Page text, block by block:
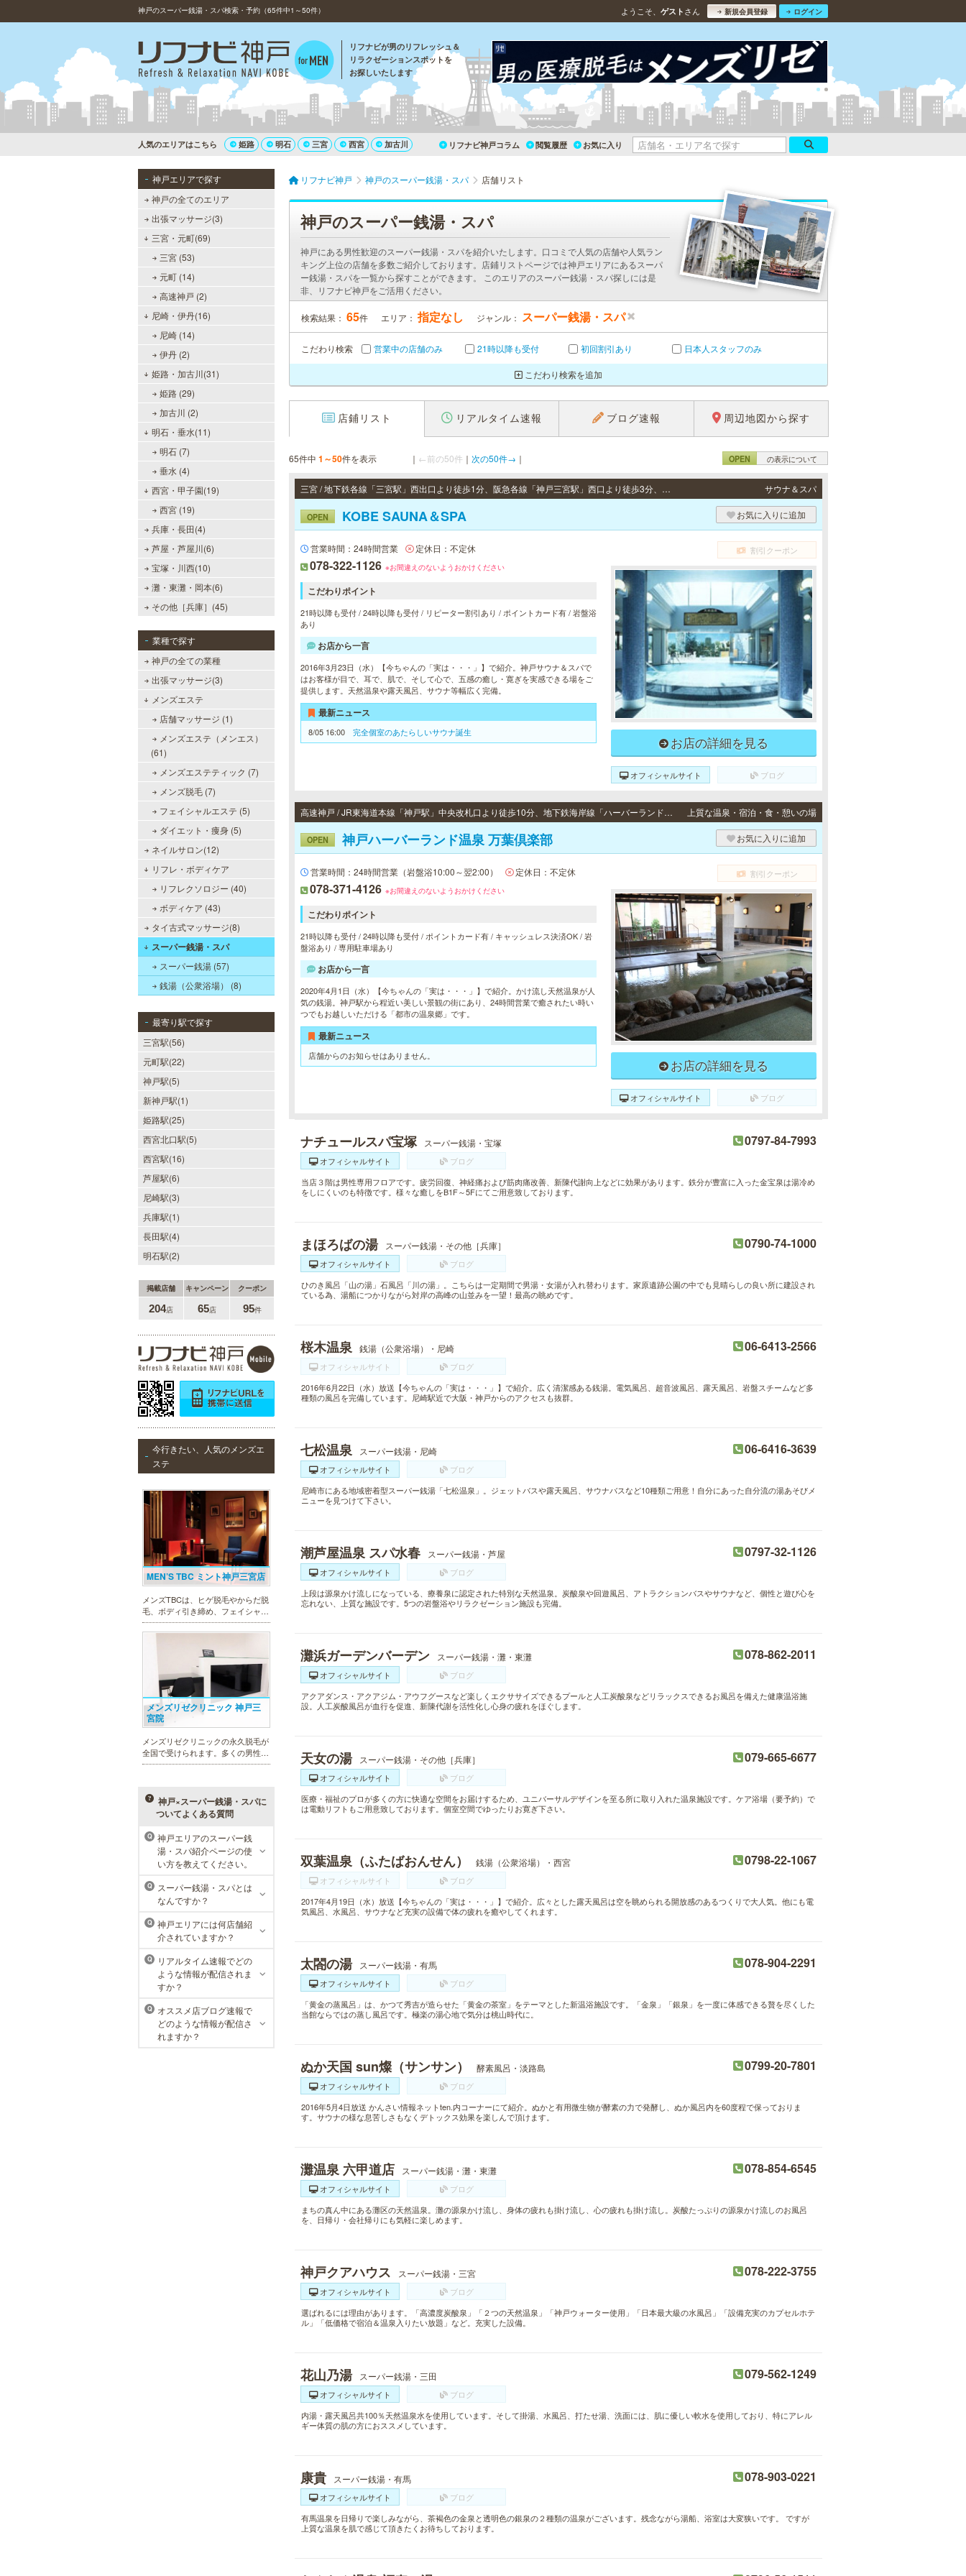
神戸のスーパー銭湯・スパ検索・予約（65件中1～50件） ようこそ、 ゲスト さん 新規会員登録 ログイン
リフナビが男のリフレッシュ＆
リラクゼーションスポットを
お探しいたします
人気のエリアはこちら 姫路 明石 三宮 西宮 加古川 リフナビ神戸コラム 閲覧履歴 お気に入り
神戸エリアで探す
神戸の全てのエリア
出張マッサージ(3)
三宮・元町(69)
三宮 (53)
元町 (14)
高速神戸 (2)
尼崎・伊丹(16)
尼崎 (14)
伊丹 (2)
姫路・加古川(31)
姫路 (29)
加古川 (2)
明石・垂水(11)
明石 (7)
垂水 (4)
西宮・甲子園(19)
西宮 (19)
兵庫・長田(4)
芦屋・芦屋川(6)
宝塚・川西(10)
灘・東灘・岡本(6)
その他［兵庫］(45)
業種で探す
神戸の全ての業種
出張マッサージ(3)
メンズエステ
店舗マッサージ (1)
メンズエステ（メンエス）
(61)
メンズエステティック (7)
メンズ脱毛 (7)
フェイシャルエステ (5)
ダイエット・痩身 (5)
ネイルサロン(12)
リフレ・ボディケア
リフレクソロジー (40)
ボディケア (43)
タイ古式マッサージ(8)
スーパー銭湯・スパ
スーパー銭湯 (57)
銭湯（公衆浴場） (8)
最寄り駅で探す
三宮駅(56)
元町駅(22)
神戸駅(5)
新神戸駅(1)
姫路駅(25)
西宮北口駅(5)
西宮駅(16)
芦屋駅(6)
尼崎駅(3)
兵庫駅(1)
長田駅(4)
明石駅(2)
掲載店舗 キャンペーン クーポン
204店 65店 95件
今行きたい、人気のメンズエ
ステ
MEN’S TBC ミント神戸三宮店
メンズTBCは、ヒゲ脱毛やからだ脱
毛、ボディ引き締め、フェイシャル
等、清潔感を保ちたい方や、お手入
れを楽に済ませたい方を全力でサポ
用意し、お待ちしております。
メンズリゼクリニック 神戸三
宮院
メンズリゼクリニックの永久脱毛が
全国で受けられます。多くの男性患
者様にご支持頂き、新宿1院から始
るクリニックになりました。
ラ・パルレ 神戸本店
ラ・パルレでは、脱毛、フェイシャ
ルや引き締め、アロマトリートメン
ト、本格的なダイエットコース等、
幅広いメニューでお客様の美を応
援。初めてで不安という方には、初
回限定体験コースも多数取り揃えて
神戸×スーパー銭湯・スパに
ついてよくある質問
Q
神戸エリアのスーパー銭
湯・スパ紹介ページの使
い方を教えてください。
Q
スーパー銭湯・スパとは
なんですか？
Q
神戸エリアには何店舗紹
介されていますか？
Q
リアルタイム速報でどの
ような情報が配信されま
すか？
Q
オススメ店ブログ速報で
どのような情報が配信さ
れますか？
リフナビ神戸 神戸のスーパー銭湯・スパ 店舗リスト
神戸のスーパー銭湯・スパ
神戸にある男性歓迎のスーパー銭湯・スパを紹介いたします。口コミで人気の店舗や人気ラン
キング上位の店舗を多数ご紹介しております。店鋪リストページでは神戸エリアにあるスーパ
ー銭湯・スパを一覧から探すことができます。 このエリアのスーパー銭湯・スパ探しには是
非、リフナビ神戸をご活用ください。
検索結果： 65件 エリア： 指定なし ジャンル： スーパー銭湯・スパ
こだわり検索 営業中の店舗のみ 21時以降も受付 初回割引あり 日本人スタッフのみ
こだわり検索を追加
店鋪リスト リアルタイム速報 ブログ速報 周辺地図から探す
65件中 1～50件を表示 ｜ ←前の50件 ｜ 次の50件→ ｜ OPEN の表示について
三宮 / 地下鉄各線「三宮駅」西出口より徒歩1分、阪急各線「神戸三宮駅」西口より徒歩3分、JR東海道本線「三ノ宮駅」西口出口より徒歩5分 サウナ＆スパ
OPEN KOBE SAUNA＆SPA お気に入りに追加
営業時間：24時間営業 定休日：不定休
078-322-1126 ※お間違えのないようおかけください
こだわりポイント
21時以降も受付 / 24時以降も受付 / リピーター割引あり / ポイントカード有 / 岩盤浴
あり
お店から一言
2016年3月23日（水）【今ちゃんの「実は・・・」】で紹介。神戸サウナ＆スパで
はお客様が目で、耳で、肌で、そして心で、五感の癒し・寛ぎを実感できる場をご
提供します。天然温泉や露天風呂、サウナ等幅広く完備。
最新ニュース
8/05 16:00 完全個室のあたらしいサウナ誕生
割引クーポン
お店の詳細を見る
オフィシャルサイト ブログ
高速神戸 / JR東海道本線「神戸駅」中央改札口より徒歩10分、地下鉄海岸線「ハーバーランド駅」より徒歩8分、JR東海道本線「三ノ宮駅」西口改札南側より無料シャトルバス 上質な温泉・宿泊・食・憩いの場
OPEN 神戸ハーバーランド温泉 万葉倶楽部 お気に入りに追加
営業時間：24時間営業（岩盤浴10:00～翌2:00） 定休日：不定休
078-371-4126 ※お間違えのないようおかけください
こだわりポイント
21時以降も受付 / 24時以降も受付 / ポイントカード有 / キャッシュレス決済OK / 岩
盤浴あり / 専用駐車場あり
お店から一言
2020年4月1日（水）【今ちゃんの「実は・・・」】で紹介。かけ流し天然温泉が人
気の銭湯。神戸駅から程近い美しい景観の街にあり、24時間営業で癒されたい時い
つでもお越しいただける「都市の温泉郷」です。
最新ニュース
店舗からのお知らせはありません。
割引クーポン
お店の詳細を見る
オフィシャルサイト ブログ
ナチュールスパ宝塚 スーパー銭湯・宝塚 0797-84-7993
オフィシャルサイト
ブログ
当店３階は男性専用フロアです。疲労回復、神経痛および筋肉痛改善、新陳代謝向上などに効果があります。鉄分が豊富に入った金宝泉は湯冷め
をしにくいのも特徴です。様々な癒しをB1F～5Fにてご用意致しております。
まほろばの湯 スーパー銭湯・その他［兵庫］ 0790-74-1000
オフィシャルサイト
ブログ
ひのき風呂「山の湯」石風呂「川の湯」。こちらは一定期間で男湯・女湯が入れ替わります。家原遺跡公園の中でも見晴らしの良い所に建設され
ている為、湯船につかりながら対岸の高峰の山並みを一望！最高の眺めです。
桜木温泉 銭湯（公衆浴場）・尼崎 06-6413-2566
オフィシャルサイト
ブログ
2016年6月22日（水）放送【今ちゃんの「実は・・・」】で紹介。広く清潔感ある銭湯。電気風呂、超音波風呂、露天風呂、岩盤スチームなど多
種類の風呂を完備しています。尼崎駅近で大阪・神戸からのアクセスも抜群。
七松温泉 スーパー銭湯・尼崎 06-6416-3639
オフィシャルサイト
ブログ
尼崎市にある地域密着型スーパー銭湯「七松温泉」。ジェットバスや露天風呂、サウナバスなど10種類ご用意！自分にあった自分流の湯あそびメ
ニューを見つけて下さい。
潮芦屋温泉 スパ水春 スーパー銭湯・芦屋 0797-32-1126
オフィシャルサイト
ブログ
上段は源泉かけ流しになっている、療養泉に認定された特別な天然温泉。炭酸泉や回遊風呂、アトラクションバスやサウナなど、個性と遊び心を
忘れない、上質な施設です。5つの岩盤浴やリラクゼーション施設も完備。
灘浜ガーデンバーデン スーパー銭湯・灘・東灘 078-862-2011
オフィシャルサイト
ブログ
アクアダンス・アクアジム・アウフグースなど楽しくエクササイズできるプールと人工炭酸泉などリラックスできるお風呂を備えた健康温浴施
設。人工炭酸風呂が血行を促進、新陳代謝を活性化し心身の疲れをほぐします。
天女の湯 スーパー銭湯・その他［兵庫］ 079-665-6677
オフィシャルサイト
ブログ
医療・福祉のプロが多くの方に快適な空間をお届けするため、ユニバーサルデザインを至る所に取り入れた温泉施設です。ケア浴場（要予約）で
は電動リフトもご用意致しております。個室空間でゆったりお寛ぎ下さい。
双葉温泉（ふたばおんせん） 銭湯（公衆浴場）・西宮 0798-22-1067
オフィシャルサイト
ブログ
2017年4月19日（水）放送【今ちゃんの「実は・・・」】で紹介。広々とした露天風呂は空を眺められる開放感のあるつくりで大人気。他にも電
気風呂、水風呂、サウナなど充実の設備で体の疲れを癒やしてくれます。
太閤の湯 スーパー銭湯・有馬 078-904-2291
オフィシャルサイト
ブログ
「黄金の蒸風呂」は、かつて秀吉が造らせた「黄金の茶室」をテーマとした新温浴施設です。「金泉」「銀泉」を一度に体感できる贅を尽くした
当館ならではの蒸し風呂です。極楽の湯心地で気分は桃山時代に。
ぬか天国 sun燦（サンサン） 酵素風呂・淡路島 0799-20-7801
オフィシャルサイト
ブログ
2016年5月4日放送 かんさい情報ネットten.内コーナーにて紹介。ぬかと有用微生物が酵素の力で発酵し、ぬか風呂内を60度程で保っておりま
す。サウナの様な息苦しさもなくデトックス効果を楽しんで頂けます。
灘温泉 六甲道店 スーパー銭湯・灘・東灘 078-854-6545
オフィシャルサイト
ブログ
まちの真ん中にある灘区の天然温泉。灘の源泉かけ流し、身体の疲れも掛け流し、心の疲れも掛け流し。炭酸たっぷりの源泉かけ流しのお風呂
を、日帰り・会社帰りにも気軽に楽しめます。
神戸クアハウス スーパー銭湯・三宮 078-222-3755
オフィシャルサイト
ブログ
選ばれるには理由があります。「高濃度炭酸泉」「２つの天然温泉」「神戸ウォーター使用」「日本最大級の水風呂」「設備充実のカプセルホテ
ル」「低価格で宿泊＆温泉入りたい放題」など。充実した設備。
花山乃湯 スーパー銭湯・三田 079-562-1249
オフィシャルサイト
ブログ
内湯・露天風呂共100％天然温泉水を使用しています。そして掛湯、水風呂、打たせ湯、洗面には、肌に優しい軟水を使用しており、特にアレル
ギー体質の肌の方におススメしています。
康貴 スーパー銭湯・有馬 078-903-0221
オフィシャルサイト
ブログ
有馬温泉を日帰りで楽しみながら、茶褐色の金泉と透明色の銀泉の２種類の温泉がございます。残念ながら湯船、浴室は大変狭いです。 ですが
上質な温泉を肌で感じて頂きたくお待ちしております。